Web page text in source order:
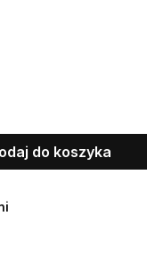
do koszyka